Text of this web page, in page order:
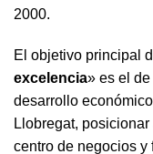
2000.
El objetivo principal
excelencia» es el
desarrollo
Llobregat,
centro de negocios